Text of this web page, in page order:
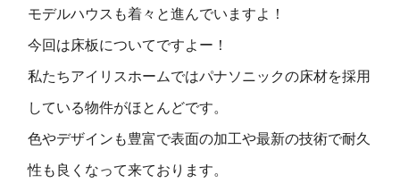
モデルハウスも着々と進んでいますよ！
今回は床板についてですよー！
私たちアイリスホームではパナソニックの床材を採用
している物件がほとんどです。
色やデザインも豊富で表面の加工や最新の技術で耐久
性も良くなって来ております。